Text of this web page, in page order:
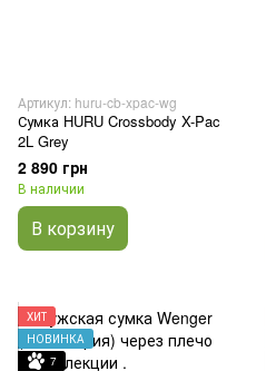
Артикул: huru-cb-xpac-wg
Сумка HURU Crossbody X-Pac
2L Grey
2 890 грн
В наличии
В корзину
ХИТ
НОВИНКА
7